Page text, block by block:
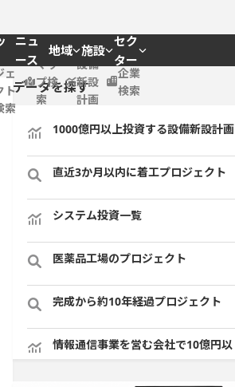
ニュ
ース
地域 施設
セク
ター
ェ
ト
索
マッ
プ検
索
設備
新設
計画
企業
検索
データを探す
1000億円以上投資する設備新設計画
直近3か月以内に着工プロジェクト
システム投資一覧
医薬品工場のプロジェクト
完成から約10年経過プロジェクト
情報通信事業を営む会社で10億円以